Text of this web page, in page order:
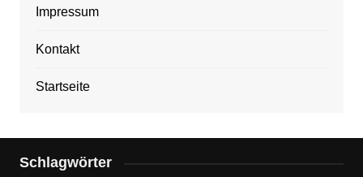
Impressum
Kontakt
Startseite
Schlagwörter